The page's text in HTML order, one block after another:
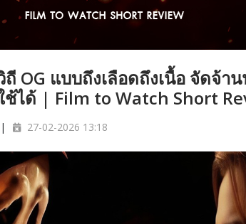
ถี OG แบบถึงเลือดถึงเนื้อ จัดจ้า
ช้ได้ | Film to Watch Short
27-02-2026 13:18